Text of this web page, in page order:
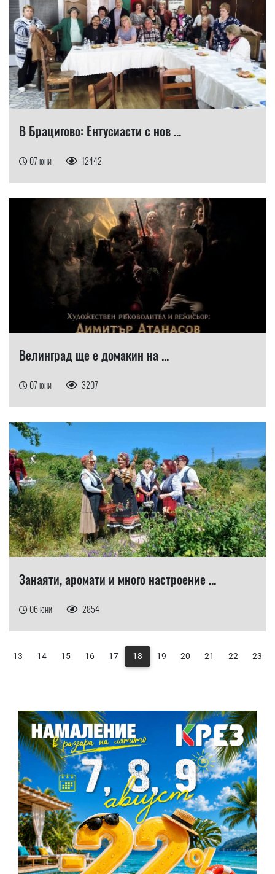
В Брацигово: Eнтусиасти с нов ...
07 юни 12442
Велинград ще е домакин на ...
07 юни 3207
Занаяти, аромати и много настроение ...
06 юни 2854
13 14 15 16 17 18 19 20 21 22 23